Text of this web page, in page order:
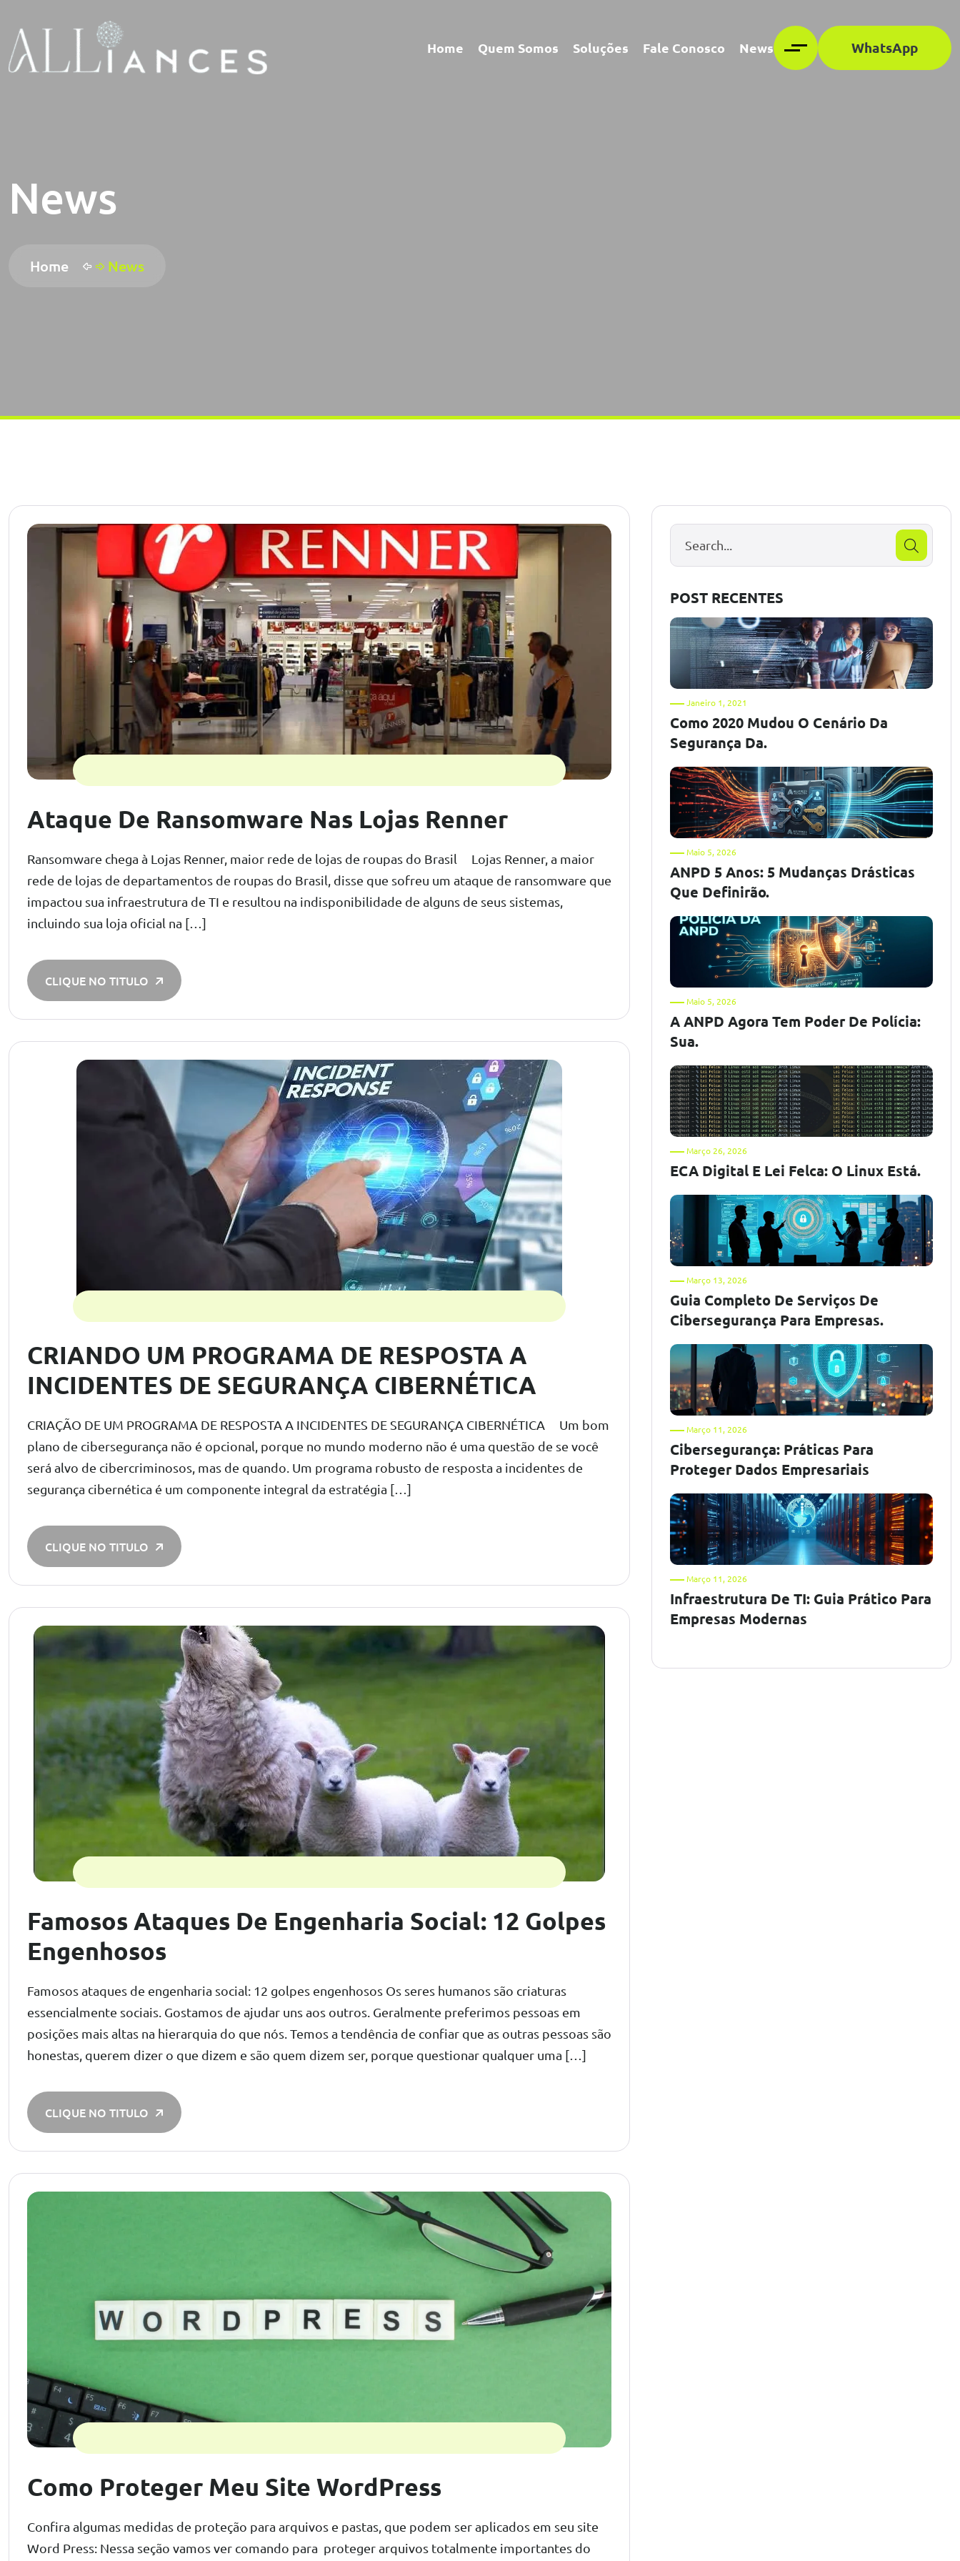
Home Quem Somos Soluções Fale Conosco News WhatsApp
News
Home News
Ataque De Ransomware Nas Lojas Renner
Ransomware chega à Lojas Renner, maior rede de lojas de roupas do Brasil Lojas Renner, a maior
rede de lojas de departamentos de roupas do Brasil, disse que sofreu um ataque de ransomware que
impactou sua infraestrutura de TI e resultou na indisponibilidade de alguns de seus sistemas,
incluindo sua loja oficial na […]
CLIQUE NO TITULO
CRIANDO UM PROGRAMA DE RESPOSTA A
INCIDENTES DE SEGURANÇA CIBERNÉTICA
CRIAÇÃO DE UM PROGRAMA DE RESPOSTA A INCIDENTES DE SEGURANÇA CIBERNÉTICA Um bom
plano de cibersegurança não é opcional, porque no mundo moderno não é uma questão de se você
será alvo de cibercriminosos, mas de quando. Um programa robusto de resposta a incidentes de
segurança cibernética é um componente integral da estratégia […]
CLIQUE NO TITULO
Famosos Ataques De Engenharia Social: 12 Golpes
Engenhosos
Famosos ataques de engenharia social: 12 golpes engenhosos Os seres humanos são criaturas
essencialmente sociais. Gostamos de ajudar uns aos outros. Geralmente preferimos pessoas em
posições mais altas na hierarquia do que nós. Temos a tendência de confiar que as outras pessoas são
honestas, querem dizer o que dizem e são quem dizem ser, porque questionar qualquer uma […]
CLIQUE NO TITULO
Como Proteger Meu Site WordPress
Confira algumas medidas de proteção para arquivos e pastas, que podem ser aplicados em seu site
Word Press: Nessa seção vamos ver comando para proteger arquivos totalmente importantes do
POST RECENTES
Janeiro 1, 2021
Como 2020 Mudou O Cenário Da
Segurança Da.
Maio 5, 2026
ANPD 5 Anos: 5 Mudanças Drásticas
Que Definirão.
Maio 5, 2026
A ANPD Agora Tem Poder De Polícia:
Sua.
Março 26, 2026
ECA Digital E Lei Felca: O Linux Está.
Março 13, 2026
Guia Completo De Serviços De
Cibersegurança Para Empresas.
Março 11, 2026
Cibersegurança: Práticas Para
Proteger Dados Empresariais
Março 11, 2026
Infraestrutura De TI: Guia Prático Para
Empresas Modernas